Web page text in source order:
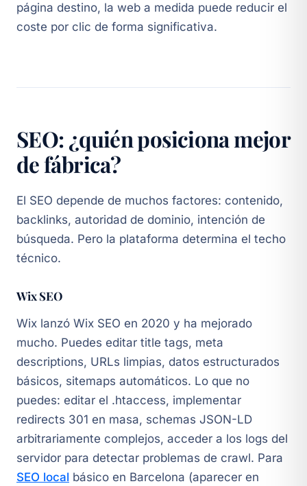
página destino, la web a medida puede reducir el
coste por clic de forma significativa.
SEO: ¿quién posiciona mejor
de fábrica?
El SEO depende de muchos factores: contenido,
backlinks, autoridad de dominio, intención de
búsqueda. Pero la plataforma determina el techo
técnico.
Wix SEO
Wix lanzó Wix SEO en 2020 y ha mejorado
mucho. Puedes editar title tags, meta
descriptions, URLs limpias, datos estructurados
básicos, sitemaps automáticos. Lo que no
puedes: editar el .htaccess, implementar
redirects 301 en masa, schemas JSON-LD
arbitrariamente complejos, acceder a los logs del
servidor para detectar problemas de crawl. Para
SEO local básico en Barcelona (aparecer en